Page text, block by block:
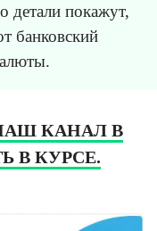
детали покажут,
банковский
КАНАЛ В
В КУРСЕ.